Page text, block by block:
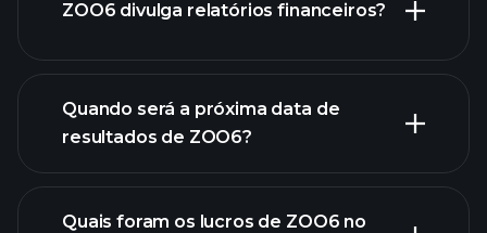
lista de ações
ZOO6 divulga relatórios financeiros?
finanças
de ZOO6
Quando será a próxima data de
resultados de ZOO6?
Quais foram os lucros de ZOO6 no